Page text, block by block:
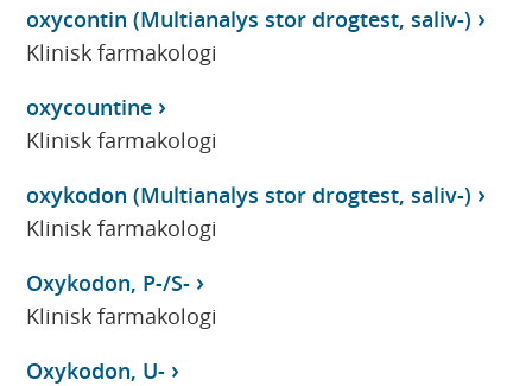
oxycontin (Multianalys stor drogtest, saliv-)
Klinisk farmakologi
oxycountine
Klinisk farmakologi
oxykodon (Multianalys stor drogtest, saliv-)
Klinisk farmakologi
Oxykodon, P-/S-
Klinisk farmakologi
Oxykodon, U-